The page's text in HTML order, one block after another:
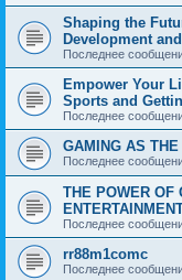
Shaping the
Development
Последнее
Empower Your
Sports and
Последнее
GAMING AS
Последнее
THE POWER OF
Последнее
rr88m1comc
Последнее